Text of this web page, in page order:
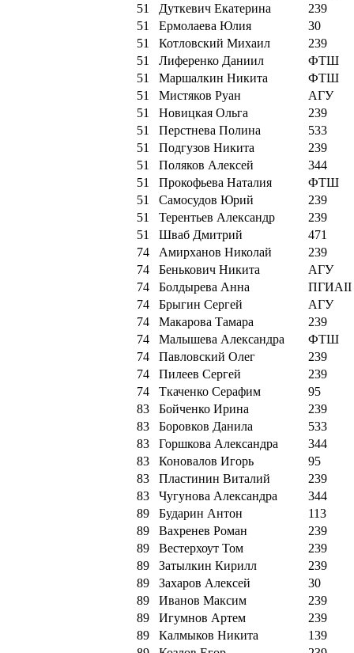
51
Дуткевич Екатерина
239
51
Ермолаева Юлия
30
51
Котловский Михаил
239
51
Лиференко Даниил
ФТШ
51
Маршалкин Никита
ФТШ
51
Мистяков Руан
АГУ
51
Новицкая Ольга
239
51
Перстнева Полина
533
51
Подгузов Никита
239
51
Поляков Алексей
344
51
Прокофьева Наталия
ФТШ
51
Самосудов Юрий
239
51
Терентьев Александр
239
51
Шваб Дмитрий
471
74
Амирханов Николай
239
74
Бенькович Никита
АГУ
74
Болдырева Анна
ПГИАII
74
Брыгин Сергей
АГУ
74
Макарова Тамара
239
74
Малышева Александра
ФТШ
74
Павловский Олег
239
74
Пилеев Сергей
239
74
Ткаченко Серафим
95
83
Бойченко Ирина
239
83
Боровков Данила
533
83
Горшкова Александра
344
83
Коновалов Игорь
95
83
Пластинин Виталий
239
83
Чугунова Александра
344
89
Бударин Антон
113
89
Вахренев Роман
239
89
Вестерхоут Том
239
89
Затылкин Кирилл
239
89
Захаров Алексей
30
89
Иванов Максим
239
89
Игумнов Артем
239
89
Калмыков Никита
139